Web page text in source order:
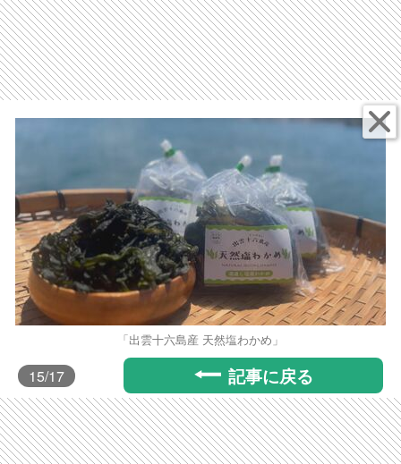
「出雲十六島産 天然塩わかめ」
15/17 記事に戻る